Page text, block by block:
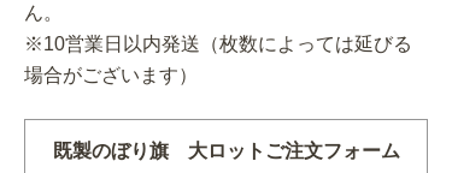
ん。
※10営業日以内発送（枚数によっては延びる
場合がございます）